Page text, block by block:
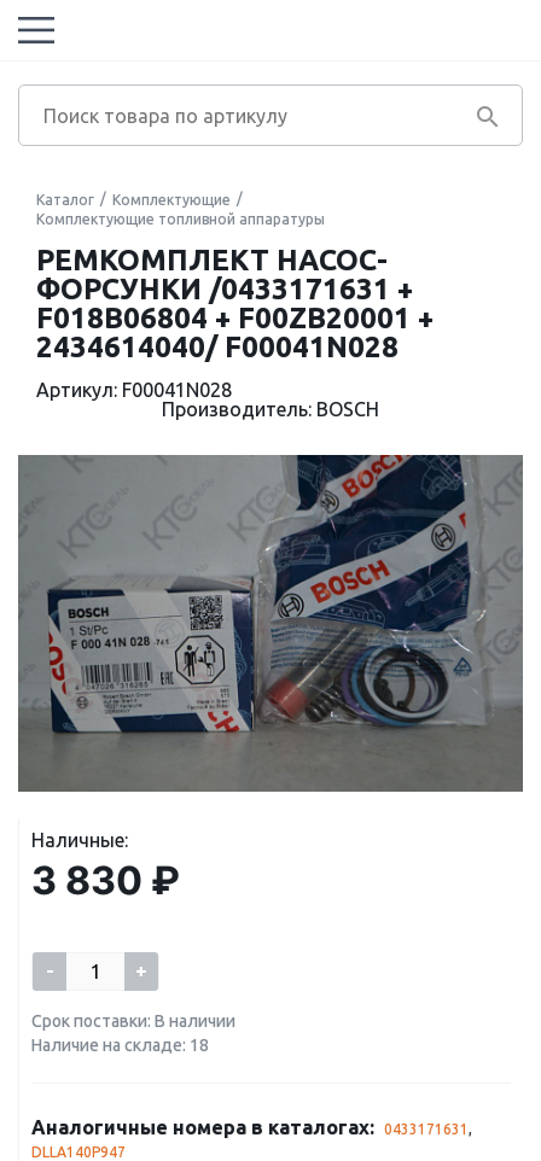
Каталог
Комплектующие
Комплектующие топливной аппаратуры
РЕМКОМПЛЕКТ НАСОС-
ФОРСУНКИ /0433171631 +
F018B06804 + F00ZB20001 +
2434614040/ F00041N028
Артикул: F00041N028
Производитель: BOSCH
Наличные:
3 830 ₽
- +
Срок поставки: В наличии
Наличие на складе: 18
Аналогичные номера в каталогах: 0433171631 ,
DLLA140P947